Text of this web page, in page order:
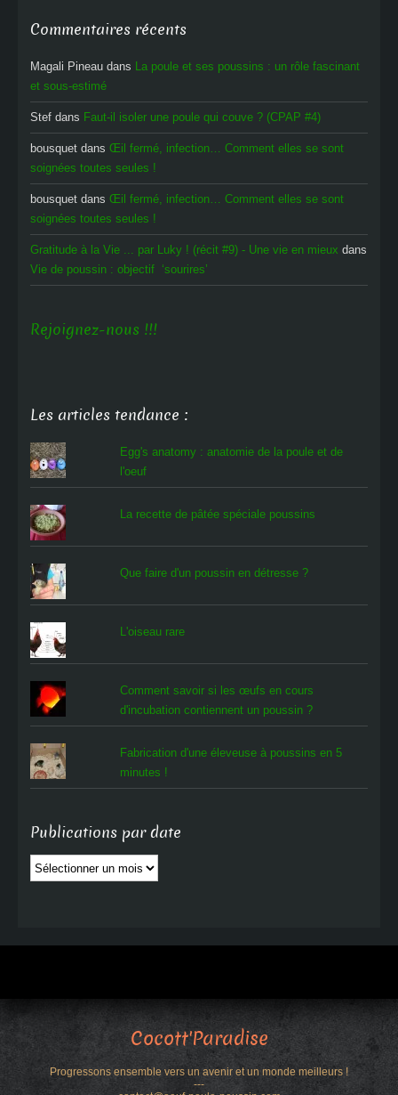
Commentaires récents
Magali Pineau dans La poule et ses poussins : un rôle fascinant
et sous-estimé
Stef dans Faut-il isoler une poule qui couve ? (CPAP #4)
bousquet dans Œil fermé, infection… Comment elles se sont
soignées toutes seules !
bousquet dans Œil fermé, infection… Comment elles se sont
soignées toutes seules !
Gratitude à la Vie ... par Luky ! (récit #9) - Une vie en mieux dans
Vie de poussin : objectif ‘sourires’
Rejoignez-nous !!!
Les articles tendance :
Egg's anatomy : anatomie de la poule et de
l'oeuf
La recette de pâtée spéciale poussins
Que faire d'un poussin en détresse ?
L'oiseau rare
Comment savoir si les œufs en cours
d'incubation contiennent un poussin ?
Fabrication d'une éleveuse à poussins en 5
minutes !
Publications par date
Publications
par
Cocott'Paradise
Progressons ensemble vers un avenir et un monde meilleurs !
---